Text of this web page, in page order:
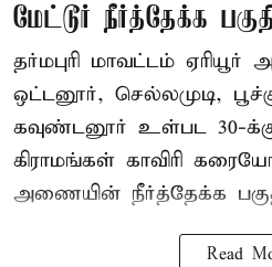
மேட்டூர் நீர்த்தேக்க
தர்மபுரி மாவட்டம் ஏரியூர்
ஒட்டனூர், செல்லமுடி,
கவுண்டனூர் உள்பட 30-
கிராமங்கள் காவிரி
அணையின் நீர்த்தேக்க
Read